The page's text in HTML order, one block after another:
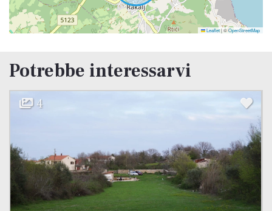
Leaflet|©OpenStreetMap
Potrebbe interessarvi
4